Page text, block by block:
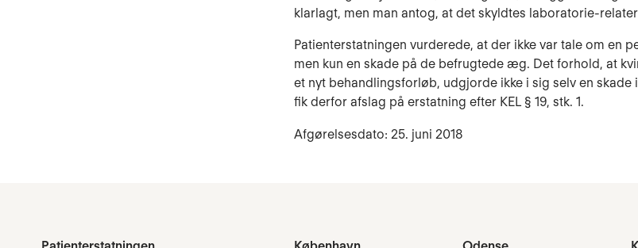
klarlagt, men man antog, at det skyldtes laboratorie-
Patienterstatningen vurderede, at der ikke var tale om en
men kun en skade på de befrugtede æg. Det forhold, at
et nyt behandlingsforløb, udgjorde ikke i sig selv en skade
fik derfor afslag på erstatning efter KEL § 19, stk. 1.
Afgørelsesdato: 25. juni 2018